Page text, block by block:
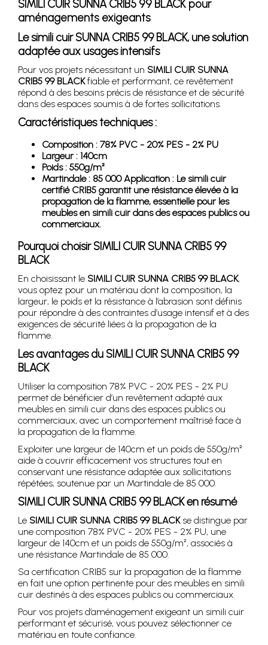
SIMILI CUIR SUNNA CRIB5 99 BLACK pour
aménagements exigeants
Le simili cuir SUNNA CRIB5 99 BLACK, une solution
adaptée aux usages intensifs
Pour vos projets nécessitant un SIMILI CUIR SUNNA
CRIB5 99 BLACKfiable et performant, ce revêtement
répond à des besoins précis de résistance et de sécurité
dans des espaces soumis à de fortes sollicitations.
Caractéristiques techniques :
Composition : 78% PVC - 20% PES - 2% PU
Largeur : 140cm
Poids : 550g/m²
Martindale : 85 000 Application : Le simili cuir
certifié CRIB5 garantit une résistance élevée à la
propagation de la flamme, essentielle pour les
meubles en simili cuir dans des espaces publics ou
commerciaux.
Pourquoi choisir SIMILI CUIR SUNNA CRIB5 99
BLACK
En choisissant le SIMILI CUIR SUNNA CRIB5 99 BLACK,
vous optez pour un matériau dont la composition, la
largeur, le poids et la résistance à l’abrasion sont définis
pour répondre à des contraintes d’usage intensif et à des
exigences de sécurité liées à la propagation de la
flamme.
Les avantages du SIMILI CUIR SUNNA CRIB5 99
BLACK
Utiliser la composition 78% PVC - 20% PES - 2% PU
permet de bénéficier d’un revêtement adapté aux
meubles en simili cuir dans des espaces publics ou
commerciaux, avec un comportement maîtrisé face à
la propagation de la flamme.
Exploiter une largeur de 140cm et un poids de 550g/m²
aide à couvrir efficacement vos structures tout en
conservant une résistance adaptée aux sollicitations
répétées, soutenue par un Martindale de 85 000.
SIMILI CUIR SUNNA CRIB5 99 BLACK en résumé
Le SIMILI CUIR SUNNA CRIB5 99 BLACKse distingue par
une composition 78% PVC - 20% PES - 2% PU, une
largeur de 140cm et un poids de 550g/m², associés à
une résistance Martindale de 85 000.
Sa certification CRIB5 sur la propagation de la flamme
en fait une option pertinente pour des meubles en simili
cuir destinés à des espaces publics ou commerciaux.
Pour vos projets d’aménagement exigeant un simili cuir
performant et sécurisé, vous pouvez sélectionner ce
matériau en toute confiance.